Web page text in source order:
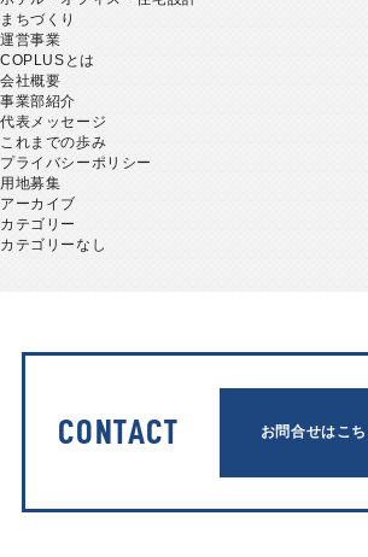
まちづくり
運営事業
COPLUSとは
会社概要
事業部紹介
代表メッセージ
これまでの歩み
プライバシーポリシー
用地募集
アーカイブ
カテゴリー
カテゴリーなし
CONTACT お問合せはこ